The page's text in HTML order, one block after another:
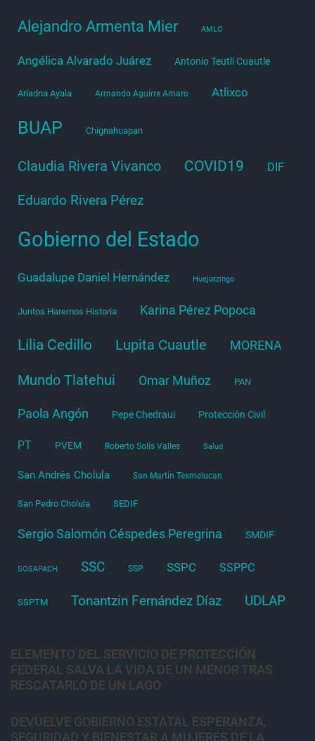
Alejandro Armenta Mier AMLO
Angélica Alvarado Juárez Antonio Teutli Cuautle
Ariadna Ayala Armando Aguirre Amaro Atlixco
BUAP Chignahuapan
Claudia Rivera Vivanco COVID19 DIF
Eduardo Rivera Pérez
Gobierno del Estado
Guadalupe Daniel Hernández Huejotzingo
Juntos Haremos Historia Karina Pérez Popoca
Lilia Cedillo Lupita Cuautle MORENA
Mundo Tlatehui Omar Muñoz PAN
Paola Angón Pepe Chedraui Protección Civil
PT PVEM Roberto Solís Valles Salud
San Andrés Cholula San Martín Texmelucan
San Pedro Cholula SEDIF
Sergio Salomón Céspedes Peregrina SMDIF
SOSAPACH SSC SSP SSPC SSPPC
SSPTM Tonantzin Fernández Díaz UDLAP
ELEMENTO DEL SERVICIO DE PROTECCIÓN
FEDERAL SALVA LA VIDA DE UN MENOR TRAS
RESCATARLO DE UN LAGO
DEVUELVE GOBIERNO ESTATAL ESPERANZA,
SEGURIDAD Y BIENESTAR A MUJERES DE LA